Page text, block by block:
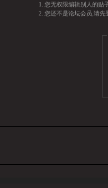
您无权限编辑别人的贴
您还不是论坛会员,请先